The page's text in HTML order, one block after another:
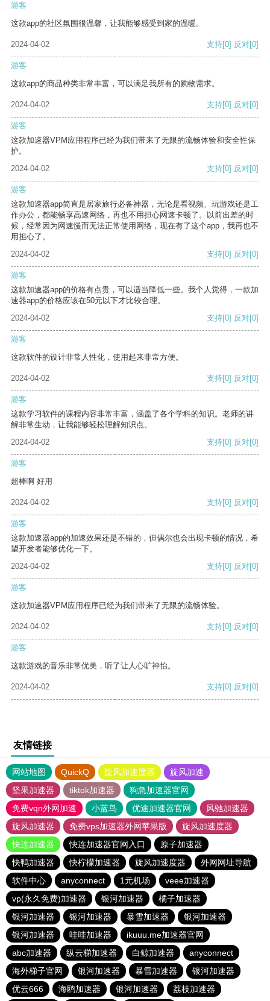
游客
这款app的社区氛围很温馨，让我能够感受到家的温暖。
2024-04-02 支持[0] 反对[0]
游客
这款app的商品种类非常丰富，可以满足我所有的购物需求。
2024-04-02 支持[0] 反对[0]
游客
这款加速器VPM应用程序已经为我们带来了无限的流畅体验和安全性保
护。
2024-04-02
支持[0] 反对[0]
游客
这款加速器app简直是居家旅行必备神器，无论是看视频、玩游戏还是工
作办公，都能畅享高速网络，再也不用担心网速卡顿了。以前出差的时
候，经常因为网速慢而无法正常使用网络，现在有了这个app，我再也不
用担心了。
2024-04-02
支持[0] 反对[0]
游客
这款加速器app的价格有点贵，可以适当降低一些。我个人觉得，一款加
速器app的价格应该在50元以下才比较合理。
2024-04-02
支持[0] 反对[0]
游客
这款软件的设计非常人性化，使用起来非常方便。
2024-04-02 支持[0] 反对[0]
游客
这款学习软件的课程内容非常丰富，涵盖了各个学科的知识。老师的讲
解非常生动，让我能够轻松理解知识点。
2024-04-02
支持[0] 反对[0]
游客
超棒啊 好用
2024-04-02 支持[0] 反对[0]
游客
这款加速器app的加速效果还是不错的，但偶尔也会出现卡顿的情况，希
望开发者能够优化一下。
2024-04-02
支持[0] 反对[0]
游客
这款加速器VPM应用程序已经为我们带来了无限的流畅体验。
2024-04-02 支持[0] 反对[0]
游客
这款游戏的音乐非常优美，听了让人心旷神怡。
2024-04-02 支持[0] 反对[0]
友情链接
网站地图 QuickQ 旋风加速度器
旋风加速
坚果加速器
tiktok加速器
狗急加速器官网
免费vqn外网加速
小蓝鸟 优途加速器官网
风驰加速器
旋风加速器
免费vps加速器外网苹果版
旋风加速度器
快连加速器
快连加速器官网入口
原子加速器
快鸭加速器
快柠檬加速器 旋风加速度器
外网网址导航
软件中心
anyconnect 1元机场
veee加速器
vp(永久免费)加速器
银河加速器
橘子加速器
银河加速器
银河加速器 暴雪加速器
银河加速器
银河加速器
哇哇加速器
ikuuu.me加速器官网
abc加速器
纵云梯加速器 白鲸加速器
anyconnect
海外梯子官网
银河加速器 暴雪加速器
银河加速器
优云666
海鸥加速器 银河加速器 荔枝加速器